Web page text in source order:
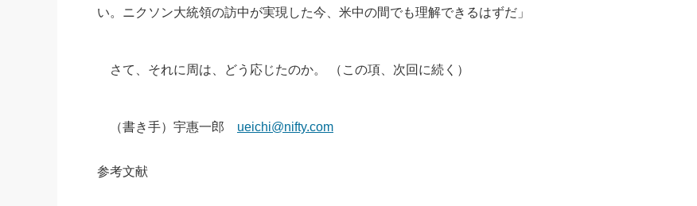
い。 ニクソン大統領の訪中が実現した今、 米中の間でも理解できるはずだ」
さて、それに周は、どう応じたのか。 （この項、次回に続く）
（書き手）宇惠一郎 ueichi@nifty.com
参考文献